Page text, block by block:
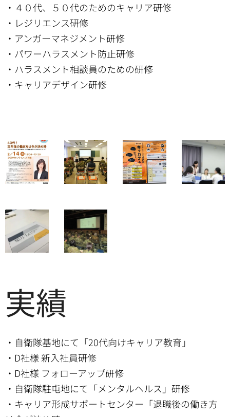
・４０代、５０代のためのキャリア研修
・レジリエンス研修
・アンガーマネジメント研修
・パワーハラスメント防止研修
・ハラスメント相談員のための研修
・キャリアデザイン研修
実績
・自衛隊基地にて「20代向けキャリア教育」
・D社様 新入社員研修
・D社様 フォローアップ研修
・自衛隊駐屯地にて「メンタルヘルス」研修
・キャリア形成サポートセンター「退職後の働き方